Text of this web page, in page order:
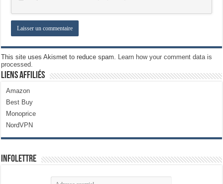
This site uses Akismet to reduce spam. Learn how your comment data is
processed.
Liens Affiliés
Amazon
Best Buy
Monoprice
NordVPN
Infolettre